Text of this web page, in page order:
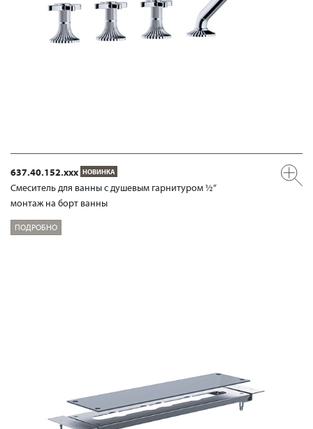
637.40.152.xxx НОВИНКА
Смеситель для ванны с душевым гарнитуром ½“
монтаж на борт ванны
ПОДРОБНО